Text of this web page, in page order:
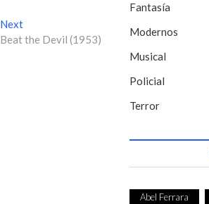
Next
e
Beat the Devil (1953)
Fantasía
Modernos
Musical
Policial
Terror
Abel Ferrara